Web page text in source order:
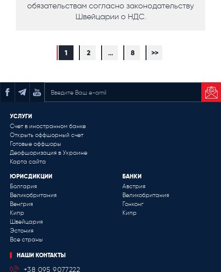
обязательствам согласно законодательству
Швейцарии о НДС.
1 2 … 8 >>
УСЛУГИ
Счет в иностранном банке
Открыть оффшорный счет
Готовые оффшоры
Деофшоризация в Украине
Карта сайта
ЮРИСДИКЦИИ
Болгария
Великобритания
Венгрия
Кипр
Швейцария
Эстония
Все страны
БАНКИ
Австрия
Великобритания
Гонконг
Кипр
НАШИ КОНТАКТЫ
+38 095 9077222